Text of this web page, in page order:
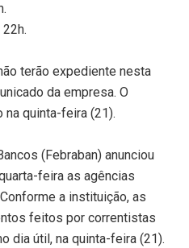
terão expediente nesta
da empresa. O
quinta-feira (21).
(Febraban) anunciou
feira as agências
a instituição, as
feitos por correntistas
dia útil, na quinta-feira (21).